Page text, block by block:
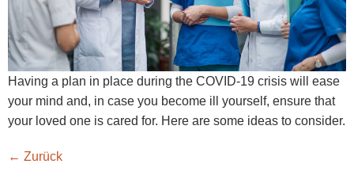
Having a plan in place during the COVID-19 crisis will ease
your mind and, in case you become ill yourself, ensure that
your loved one is cared for. Here are some ideas to consider.
← Zurück